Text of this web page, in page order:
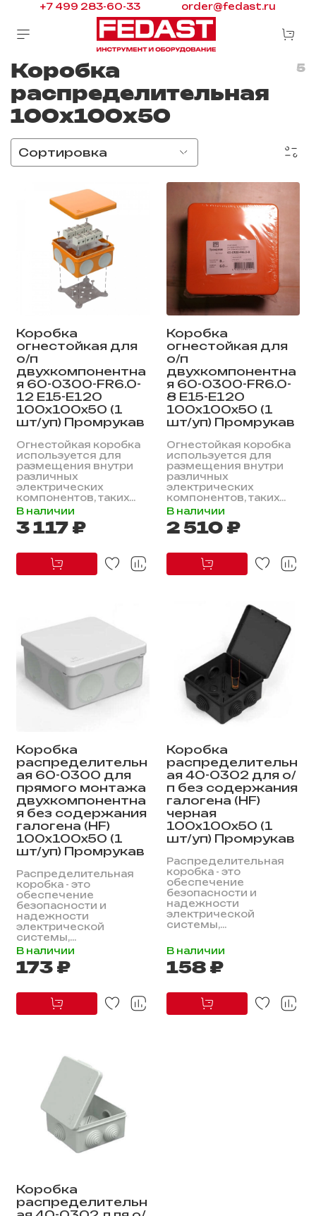
+7 499 283-60-33 order@fedast.ru
Коробка
распределительная
100х100х50
5
Коробка
огнестойкая для
о/п
двухкомпонентна
я 60-0300-FR6.0-
12 Е15-Е120
100х100х50 (1
шт/уп) Промрукав
Огнестойкая коробка
используется для
размещения внутри
различных
электрических
компонентов, таких...
В наличии
3 117 ₽
Коробка
огнестойкая для
о/п
двухкомпонентна
я 60-0300-FR6.0-
8 Е15-Е120
100х100х50 (1
шт/уп) Промрукав
Огнестойкая коробка
используется для
размещения внутри
различных
электрических
компонентов, таких...
В наличии
2 510 ₽
Коробка
распределительн
ая 60-0300 для
прямого монтажа
двухкомпонентна
я без содержания
галогена (HF)
100х100х50 (1
шт/уп) Промрукав
Распределительная
коробка - это
обеспечение
безопасности и
надежности
электрической
системы,...
В наличии
173 ₽
Коробка
распределительн
ая 40-0302 для о/
п без содержания
галогена (HF)
черная
100х100х50 (1
шт/уп) Промрукав
Распределительная
коробка - это
обеспечение
безопасности и
надежности
электрической
системы,...
В наличии
158 ₽
Коробка
распределительн